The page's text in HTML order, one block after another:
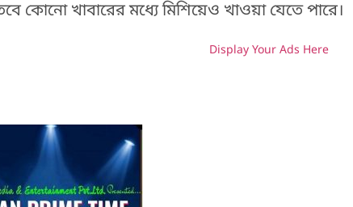
কোনো খাবারের মধ্যে মিশিয়েও খাওয়া যেতে পারে।
Display Your Ads Here